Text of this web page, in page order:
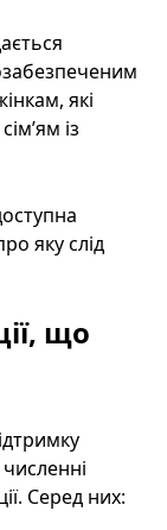
які
із
яку слід
що
Серед них: